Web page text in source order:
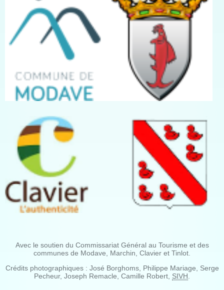
Avec le soutien du Commissariat Général au Tourisme et des
communes de Modave, Marchin, Clavier et Tinlot.
Crédits photographiques : José Borghoms, Philippe Mariage, Serge
Pecheur, Joseph Remacle, Camille Robert, SIVH